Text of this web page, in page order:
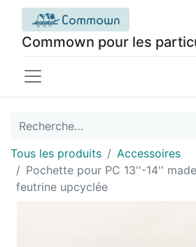
Commown pour les
Tous les produits
Accessoires
Pochette pour PC 13''-14''
feutrine upcyclée